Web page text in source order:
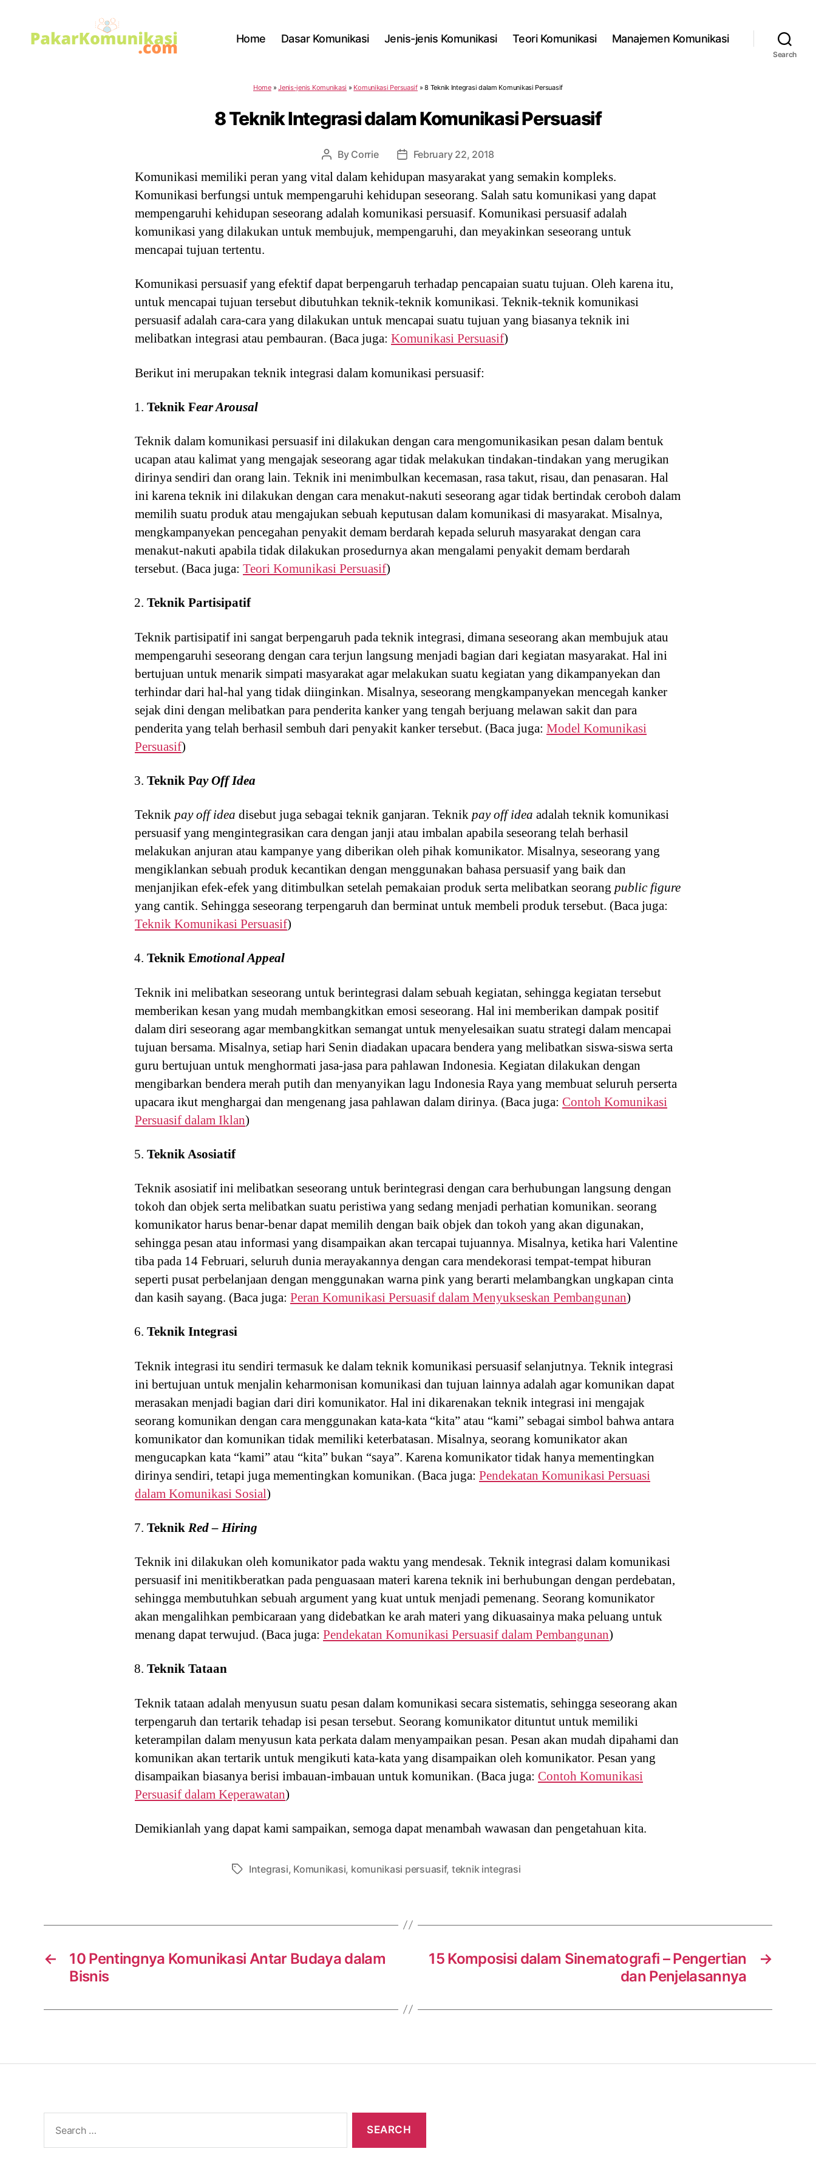
Home Dasar Komunikasi Jenis-jenis Komunikasi Teori Komunikasi Manajemen Komunikasi
Search
Home»Jenis-jenis Komunikasi » Komunikasi Persuasif»8 Teknik Integrasi dalam Komunikasi Persuasif
8 Teknik Integrasi dalam Komunikasi Persuasif
Post
author
By Corrie
PostFebruary 22, 2018
Komunikasi memiliki peran yang vital dalam kehidupan masyarakat yang semakin kompleks.
Komunikasi berfungsi untuk mempengaruhi kehidupan seseorang. Salah satu komunikasi yang dapat
mempengaruhi kehidupan seseorang adalah komunikasi persuasif. Komunikasi persuasif adalah
komunikasi yang dilakukan untuk membujuk, mempengaruhi, dan meyakinkan seseorang untuk
mencapai tujuan tertentu.
Komunikasi persuasif yang efektif dapat berpengaruh terhadap pencapaian suatu tujuan. Oleh karena itu,
untuk mencapai tujuan tersebut dibutuhkan teknik-teknik komunikasi. Teknik-teknik komunikasi
persuasif adalah cara-cara yang dilakukan untuk mencapai suatu tujuan yang biasanya teknik ini
melibatkan integrasi atau pembauran. (Baca juga: Komunikasi Persuasif)
Berikut ini merupakan teknik integrasi dalam komunikasi persuasif:
Teknik Fear Arousal
Teknik dalam komunikasi persuasif ini dilakukan dengan cara mengomunikasikan pesan dalam bentuk
ucapan atau kalimat yang mengajak seseorang agar tidak melakukan tindakan-tindakan yang merugikan
dirinya sendiri dan orang lain. Teknik ini menimbulkan kecemasan, rasa takut, risau, dan penasaran. Hal
ini karena teknik ini dilakukan dengan cara menakut-nakuti seseorang agar tidak bertindak ceroboh dalam
memilih suatu produk atau mengajukan sebuah keputusan dalam komunikasi di masyarakat. Misalnya,
mengkampanyekan pencegahan penyakit demam berdarah kepada seluruh masyarakat dengan cara
menakut-nakuti apabila tidak dilakukan prosedurnya akan mengalami penyakit demam berdarah
tersebut. (Baca juga: Teori Komunikasi Persuasif)
Teknik Partisipatif
Teknik partisipatif ini sangat berpengaruh pada teknik integrasi, dimana seseorang akan membujuk atau
mempengaruhi seseorang dengan cara terjun langsung menjadi bagian dari kegiatan masyarakat. Hal ini
bertujuan untuk menarik simpati masyarakat agar melakukan suatu kegiatan yang dikampanyekan dan
terhindar dari hal-hal yang tidak diinginkan. Misalnya, seseorang mengkampanyekan mencegah kanker
sejak dini dengan melibatkan para penderita kanker yang tengah berjuang melawan sakit dan para
penderita yang telah berhasil sembuh dari penyakit kanker tersebut. (Baca juga: Model Komunikasi
Persuasif)
Teknik Pay Off Idea
Teknik pay off idea disebut juga sebagai teknik ganjaran. Teknik pay off idea adalah teknik komunikasi
persuasif yang mengintegrasikan cara dengan janji atau imbalan apabila seseorang telah berhasil
melakukan anjuran atau kampanye yang diberikan oleh pihak komunikator. Misalnya, seseorang yang
mengiklankan sebuah produk kecantikan dengan menggunakan bahasa persuasif yang baik dan
menjanjikan efek-efek yang ditimbulkan setelah pemakaian produk serta melibatkan seorang public figure
yang cantik. Sehingga seseorang terpengaruh dan berminat untuk membeli produk tersebut. (Baca juga:
Teknik Komunikasi Persuasif)
Teknik Emotional Appeal
Teknik ini melibatkan seseorang untuk berintegrasi dalam sebuah kegiatan, sehingga kegiatan tersebut
memberikan kesan yang mudah membangkitkan emosi seseorang. Hal ini memberikan dampak positif
dalam diri seseorang agar membangkitkan semangat untuk menyelesaikan suatu strategi dalam mencapai
tujuan bersama. Misalnya, setiap hari Senin diadakan upacara bendera yang melibatkan siswa-siswa serta
guru bertujuan untuk menghormati jasa-jasa para pahlawan Indonesia. Kegiatan dilakukan dengan
mengibarkan bendera merah putih dan menyanyikan lagu Indonesia Raya yang membuat seluruh perserta
upacara ikut menghargai dan mengenang jasa pahlawan dalam dirinya. (Baca juga: Contoh Komunikasi
Persuasif dalam Iklan)
Teknik Asosiatif
Teknik asosiatif ini melibatkan seseorang untuk berintegrasi dengan cara berhubungan langsung dengan
tokoh dan objek serta melibatkan suatu peristiwa yang sedang menjadi perhatian komunikan. seorang
komunikator harus benar-benar dapat memilih dengan baik objek dan tokoh yang akan digunakan,
sehingga pesan atau informasi yang disampaikan akan tercapai tujuannya. Misalnya, ketika hari Valentine
tiba pada 14 Februari, seluruh dunia merayakannya dengan cara mendekorasi tempat-tempat hiburan
seperti pusat perbelanjaan dengan menggunakan warna pink yang berarti melambangkan ungkapan cinta
dan kasih sayang. (Baca juga: Peran Komunikasi Persuasif dalam Menyukseskan Pembangunan)
Teknik Integrasi
Teknik integrasi itu sendiri termasuk ke dalam teknik komunikasi persuasif selanjutnya. Teknik integrasi
ini bertujuan untuk menjalin keharmonisan komunikasi dan tujuan lainnya adalah agar komunikan dapat
merasakan menjadi bagian dari diri komunikator. Hal ini dikarenakan teknik integrasi ini mengajak
seorang komunikan dengan cara menggunakan kata-kata “kita” atau “kami” sebagai simbol bahwa antara
komunikator dan komunikan tidak memiliki keterbatasan. Misalnya, seorang komunikator akan
mengucapkan kata “kami” atau “kita” bukan “saya”. Karena komunikator tidak hanya mementingkan
dirinya sendiri, tetapi juga mementingkan komunikan. (Baca juga: Pendekatan Komunikasi Persuasi
dalam Komunikasi Sosial)
Teknik Red – Hiring
Teknik ini dilakukan oleh komunikator pada waktu yang mendesak. Teknik integrasi dalam komunikasi
persuasif ini menitikberatkan pada penguasaan materi karena teknik ini berhubungan dengan perdebatan,
sehingga membutuhkan sebuah argument yang kuat untuk menjadi pemenang. Seorang komunikator
akan mengalihkan pembicaraan yang didebatkan ke arah materi yang dikuasainya maka peluang untuk
menang dapat terwujud. (Baca juga: Pendekatan Komunikasi Persuasif dalam Pembangunan)
Teknik Tataan
Teknik tataan adalah menyusun suatu pesan dalam komunikasi secara sistematis, sehingga seseorang akan
terpengaruh dan tertarik tehadap isi pesan tersebut. Seorang komunikator dituntut untuk memiliki
keterampilan dalam menyusun kata perkata dalam menyampaikan pesan. Pesan akan mudah dipahami dan
komunikan akan tertarik untuk mengikuti kata-kata yang disampaikan oleh komunikator. Pesan yang
disampaikan biasanya berisi imbauan-imbauan untuk komunikan. (Baca juga: Contoh Komunikasi
Persuasif dalam Keperawatan)
Demikianlah yang dapat kami sampaikan, semoga dapat menambah wawasan dan pengetahuan kita.
TagsIntegrasi, Komunikasi, komunikasi persuasif, teknik integrasi
←
10 Pentingnya Komunikasi Antar Budaya dalam
Bisnis
→
15 Komposisi dalam Sinematografi – Pengertian
dan Penjelasannya
for: